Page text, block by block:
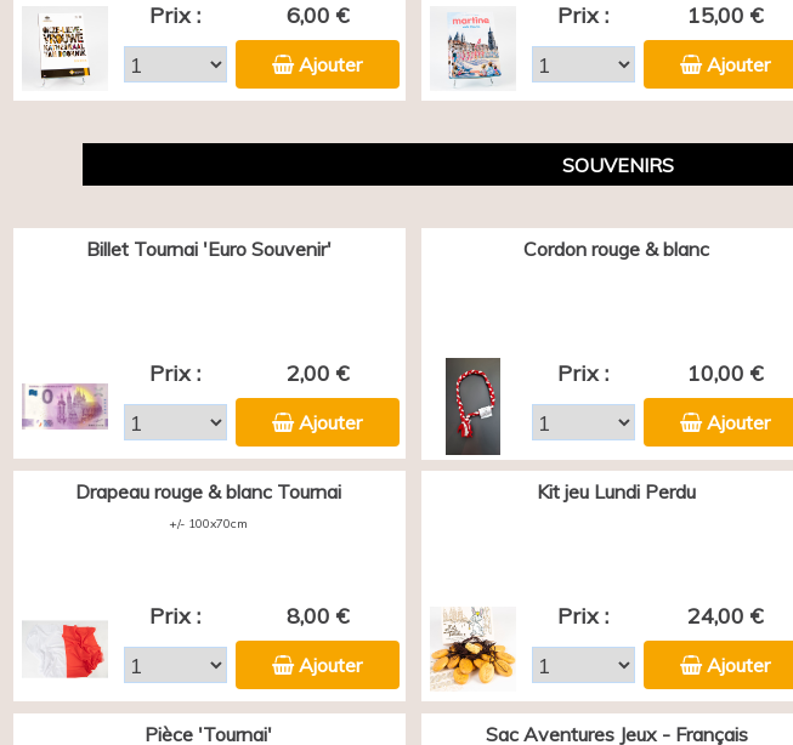
Prix : 6,00 €
Ajouter
Prix : 15,00 €
Ajouter
SOUVENIRS
Billet Tournai 'Euro Souvenir'
Prix : 2,00 €
Ajouter
Cordon rouge & blanc
Prix : 10,00 €
Ajouter
Drapeau rouge & blanc Tournai
+/- 100x70cm
Prix : 8,00 €
Ajouter
Kit jeu Lundi Perdu
Prix : 24,00 €
Ajouter
Pièce 'Tournai' Sac Aventures Jeux - Français